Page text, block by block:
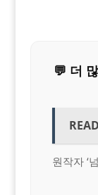
💬 더
READ
원작자 ‘